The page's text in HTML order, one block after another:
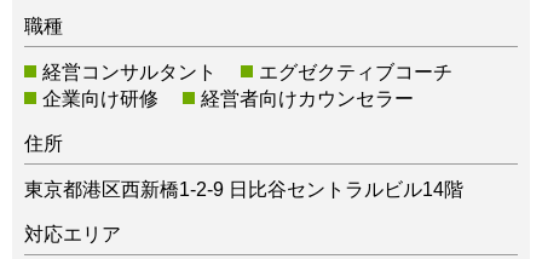
職種
経営コンサルタント
エグゼクティブコーチ
企業向け研修
経営者向けカウンセラー
住所
東京都港区西新橋1-2-9 日比谷セントラルビル14階
対応エリア